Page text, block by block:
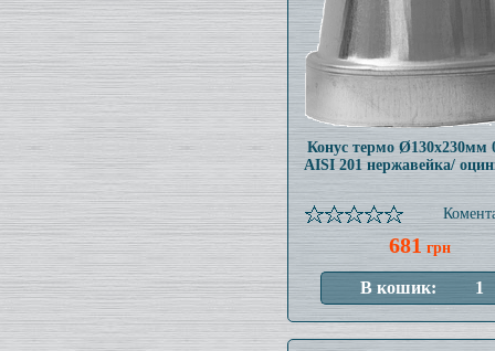
Конус термо Ø130x230мм
AISI 201 нержавейка/
681 грн